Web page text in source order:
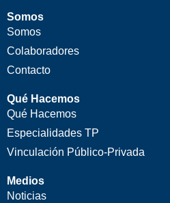
Somos
Somos
Colaboradores
Contacto
Qué Hacemos
Qué Hacemos
Especialidades TP
Vinculación Público-Privada
Medios
Noticias